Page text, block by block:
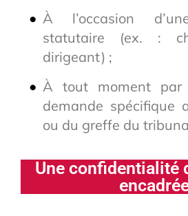
À l’occasion
statutaire (ex. :
dirigeant) ;
À tout moment par
demande spécifique
ou du greffe du
Une confidentialité